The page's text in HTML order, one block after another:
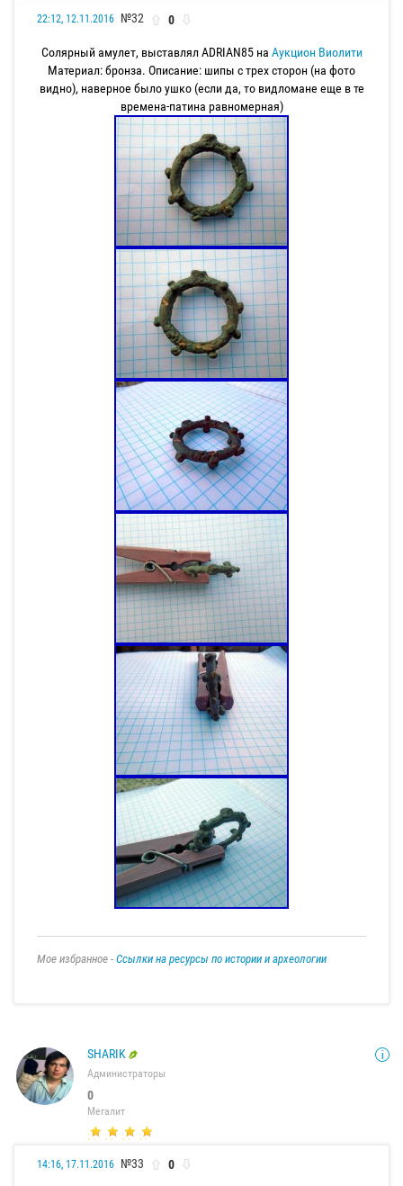
22:12, 12.11.2016 №32 0
Солярный амулет, выставлял ADRIAN85 на Аукцион Виолити
Материал: бронза. Описание: шипы с трех сторон (на фото
видно), наверное было ушко (если да, то видломане еще в те
времена-патина равномерная)
Мое избранное - Ссылки на ресурсы по истории и археологии
SHARIK
Администраторы
0
Мегалит
14:16, 17.11.2016 №33 0